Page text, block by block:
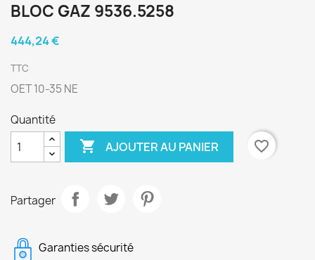
BLOC GAZ 9536.5258
444,24 €
TTC
OET 10-35 NE
Quantité
 AJOUTER AU PANIER favorite_border
Partager
Garanties sécurité